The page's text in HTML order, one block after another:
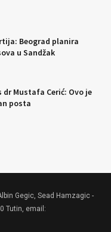
Beograd planira
u Sandžak
Mustafa Cerić: Ovo je
posta
Gegic, Sead Hamzagic -
Tutin, email: